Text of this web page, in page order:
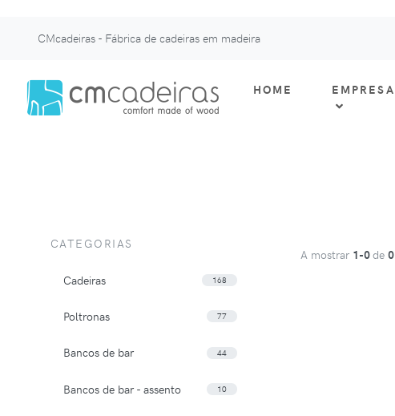
CMcadeiras - Fábrica de cadeiras em madeira
HOME EMPRESA
A mostrar 1-0de 0
CATEGORIAS
Cadeiras 168
Poltronas 77
Bancos de bar 44
Bancos de bar - assento 10